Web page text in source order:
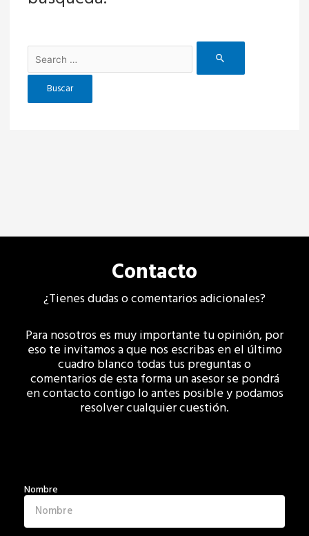
Contacto
¿Tienes dudas o comentarios adicionales?
Para nosotros es muy importante tu opinión, por
eso te invitamos a que nos escribas en el último
cuadro blanco todas tus preguntas o
comentarios de esta forma un asesor se pondrá
en contacto contigo lo antes posible y podamos
resolver cualquier cuestión.
Nombre